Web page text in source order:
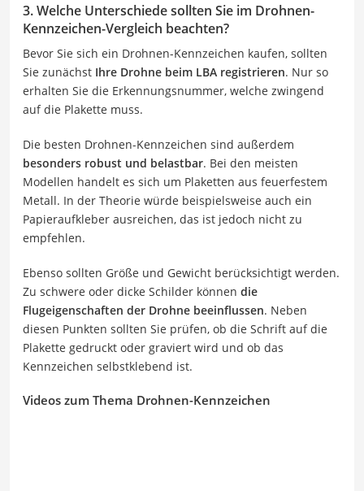
3. Welche Unterschiede sollten Sie im Drohnen-
Kennzeichen-Vergleich beachten?
Bevor Sie sich ein Drohnen-Kennzeichen kaufen, sollten
Sie zunächst Ihre Drohne beim LBA registrieren. Nur so
erhalten Sie die Erkennungsnummer, welche zwingend
auf die Plakette muss.
Die besten Drohnen-Kennzeichen sind außerdem
besonders robust und belastbar. Bei den meisten
Modellen handelt es sich um Plaketten aus feuerfestem
Metall. In der Theorie würde beispielsweise auch ein
Papieraufkleber ausreichen, das ist jedoch nicht zu
empfehlen.
Ebenso sollten Größe und Gewicht berücksichtigt werden.
Zu schwere oder dicke Schilder können die
Flugeigenschaften der Drohne beeinflussen. Neben
diesen Punkten sollten Sie prüfen, ob die Schrift auf die
Plakette gedruckt oder graviert wird und ob das
Kennzeichen selbstklebend ist.
Videos zum Thema Drohnen-Kennzeichen